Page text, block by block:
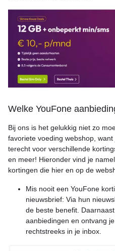
Welke YouFone
Bij ons is het gelukkig niet zo
favoriete voeding webshop,
terecht voor verschillende
en meer! Hieronder vind je
kortingen die hier en op de
Mis nooit een YouFone
nieuwsbrief: Via hun
de beste benefit.
aanbiedingen en ontvang
rechtstreeks in je inbox.